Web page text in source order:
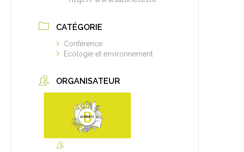
CATÉGORIE
Conférence
Ecologie et environnement
ORGANISATEUR